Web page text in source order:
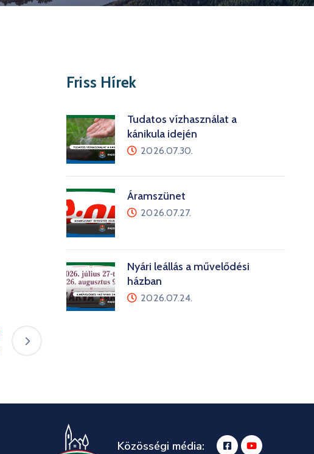
Friss Hírek
Tudatos vízhasználat a
kánikula idején
2026.07.30.
Áramszünet
2026.07.27.
Nyári leállás a művelődési
házban
2026.07.24.
Közösségi média: